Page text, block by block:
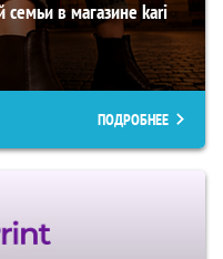
в магазине kari
ПОДРОБНЕЕ